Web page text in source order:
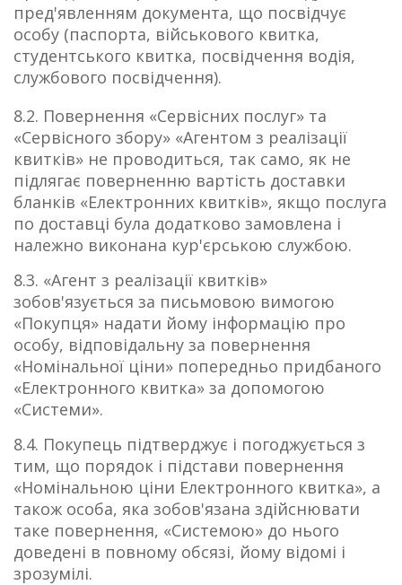
пред'явленням документа, що посвідчує
особу (паспорта, військового квитка,
студентського квитка, посвідчення водія,
службового посвідчення).
8.2. Повернення «Сервісних послуг» та
«Сервісного збору» «Агентом з реалізації
квитків» не проводиться, так само, як не
підлягає поверненню вартість доставки
бланків «Електронних квитків», якщо послуга
по доставці була додатково замовлена і
належно виконана кур'єрською службою.
8.3. «Агент з реалізації квитків»
зобов'язується за письмовою вимогою
«Покупця» надати йому інформацію про
особу, відповідальну за повернення
«Номінальної ціни» попередньо придбаного
«Електронного квитка» за допомогою
«Системи».
8.4. Покупець підтверджує і погоджується з
тим, що порядок і підстави повернення
«Номінальною ціни Електронного квитка», а
також особа, яка зобов'язана здійснювати
таке повернення, «Системою» до нього
доведені в повному обсязі, йому відомі і
зрозумілі.